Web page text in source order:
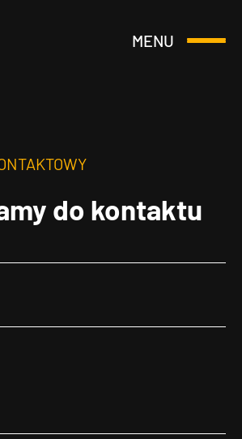
MENU
Otwórz
do kontaktu